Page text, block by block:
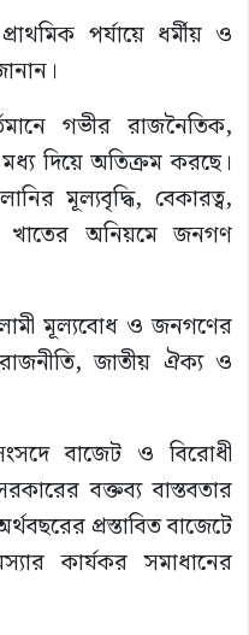
পর্যায়ে ধর্মীয় ও
গভীর রাজনৈতিক,
দিয়ে অতিক্রম করছে।
মূল্যবৃদ্ধি, বেকারত্ব,
খাতের অনিয়মে জনগণ
মূল্যবোধ ও জনগণের
জাতীয় ঐক্য ও
বাজেট ও বিরোধী
বক্তব্য বাস্তবতার
প্রস্তাবিত বাজেটে
কার্যকর সমাধানের